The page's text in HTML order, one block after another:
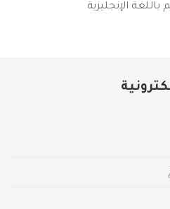
باللغة الإنجليزية